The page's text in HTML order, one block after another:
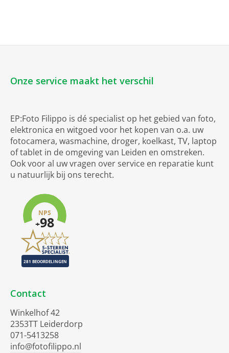
Onze service maakt het verschil
EP:Foto Filippo is dé specialist op het gebied van foto,
elektronica en witgoed voor het kopen van o.a. uw
fotocamera, wasmachine, droger, koelkast, TV, laptop
of tablet in de omgeving van Leiden en omstreken.
Ook voor al uw vragen over service en reparatie kunt
u natuurlijk bij ons terecht.
Contact
Winkelhof 42
2353TT Leiderdorp
071-5413258
info@fotofilippo.nl